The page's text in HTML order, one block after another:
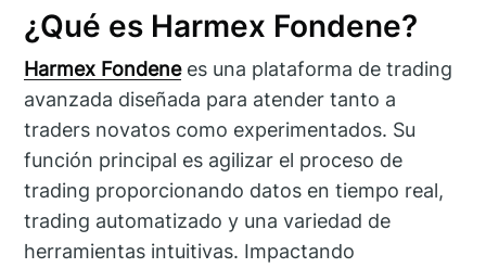
¿Qué es Harmex Fondene?
Harmex Fondenees una plataforma de trading
avanzada diseñada para atender tanto a
traders novatos como experimentados. Su
función principal es agilizar el proceso de
trading proporcionando datos en tiempo real,
trading automatizado y una variedad de
herramientas intuitivas. Impactando